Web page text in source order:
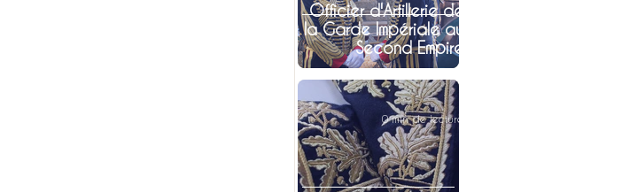
Officier d'Artillerie de
la Garde Impériale au
Second Empire
0 min de lecture